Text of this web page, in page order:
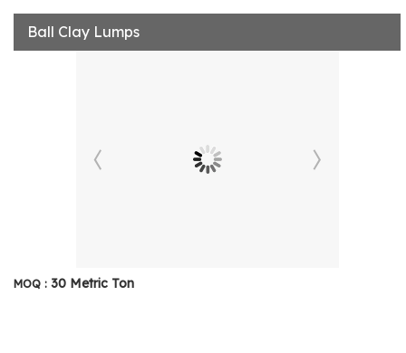
Ball Clay Lumps
MOQ : 30 Metric Ton